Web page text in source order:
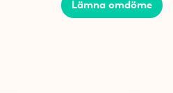
Lämna omdöme